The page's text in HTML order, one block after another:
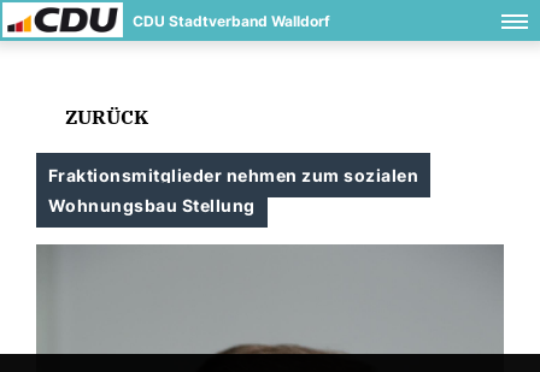
CDU Stadtverband Walldorf
ZURÜCK
Fraktionsmitglieder nehmen zum sozialen
Wohnungsbau Stellung